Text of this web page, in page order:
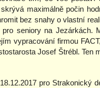
maximálně počin
bez snahy o vlastní
seniory na Jezárkách.
vypracování firmou
Josef Štrébl. Ten
pro Strakonický